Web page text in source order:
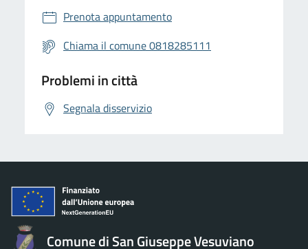
Prenota appuntamento
Chiama il comune 0818285111
Problemi in città
Segnala disservizio
Comune di San Giuseppe Vesuviano